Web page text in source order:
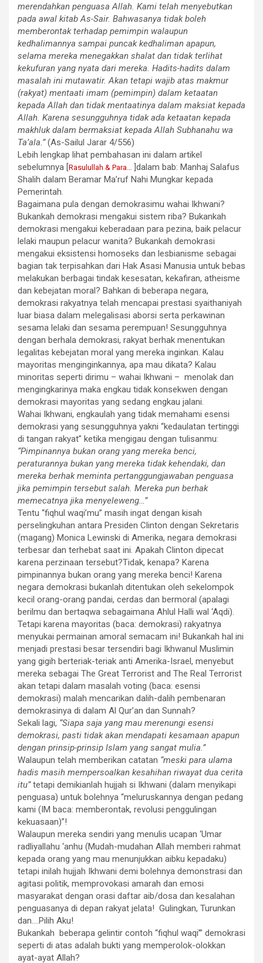
merendahkan penguasa Allah. Kami telah menyebutkan
pada awal kitab As-Sair. Bahwasanya tidak boleh
memberontak terhadap pemimpin walaupun
kedhalimannya sampai puncak kedhaliman apapun,
selama mereka menegakkan shalat dan tidak terlihat
kekufuran yang nyata dari mereka. Hadits-hadits dalam
masalah ini mutawatir. Akan tetapi wajib atas makmur
(rakyat) mentaati imam (pemimpin) dalam ketaatan
kepada Allah dan tidak mentaatinya dalam maksiat kepada
Allah. Karena sesungguhnya tidak ada ketaatan kepada
makhluk dalam bermaksiat kepada Allah Subhanahu wa
Ta’ala.”(As-Sailul Jarar 4/556)
Lebih lengkap lihat pembahasan ini dalam artikel
sebelumnya [Rasulullah & Para…
]dalam bab: Manhaj Salafus
Shalih dalam Beramar Ma’ruf Nahi Mungkar kepada
Pemerintah.
Bagaimana pula dengan demokrasimu wahai Ikhwani?
Bukankah demokrasi mengakui sistem riba? Bukankah
demokrasi mengakui keberadaan para pezina, baik pelacur
lelaki maupun pelacur wanita? Bukankah demokrasi
mengakui eksistensi homoseks dan lesbianisme sebagai
bagian tak terpisahkan dari Hak Asasi Manusia untuk bebas
melakukan berbagai tindak kesesatan, kekafiran, atheisme
dan kebejatan moral? Bahkan di beberapa negara,
demokrasi rakyatnya telah mencapai prestasi syaithaniyah
luar biasa dalam melegalisasi aborsi serta perkawinan
sesama lelaki dan sesama perempuan! Sesungguhnya
dengan berhala demokrasi, rakyat berhak menentukan
legalitas kebejatan moral yang mereka inginkan. Kalau
mayoritas menginginkannya, apa mau dikata? Kalau
minoritas seperti dirimu – wahai Ikhwani – menolak dan
mengingkarinya maka engkau tidak konsekwen dengan
demokrasi mayoritas yang sedang engkau jalani.
Wahai Ikhwani, engkaulah yang tidak memahami esensi
demokrasi yang sesungguhnya yakni “kedaulatan tertinggi
di tangan rakyat” ketika mengigau dengan tulisanmu:
“Pimpinannya bukan orang yang mereka benci,
peraturannya bukan yang mereka tidak kehendaki, dan
mereka berhak meminta pertanggungjawaban penguasa
jika pemimpin tersebut salah. Mereka pun berhak
memecatnya jika menyeleweng…”
Tentu “fiqhul waqi’mu” masih ingat dengan kisah
perselingkuhan antara Presiden Clinton dengan Sekretaris
(magang) Monica Lewinski di Amerika, negara demokrasi
terbesar dan terhebat saat ini. Apakah Clinton dipecat
karena perzinaan tersebut?Tidak, kenapa? Karena
pimpinannya bukan orang yang mereka benci! Karena
negara demokrasi bukanlah ditentukan oleh sekelompok
kecil orang-orang pandai, cerdas dan bermoral (apalagi
berilmu dan bertaqwa sebagaimana Ahlul Halli wal ‘Aqdi).
Tetapi karena mayoritas (baca: demokrasi) rakyatnya
menyukai permainan amoral semacam ini! Bukankah hal ini
menjadi prestasi besar tersendiri bagi Ikhwanul Muslimin
yang gigih berteriak-teriak anti Amerika-Israel, menyebut
mereka sebagai The Great Terrorist and The Real Terrorist
akan tetapi dalam masalah voting (baca: esensi
demokrasi) malah mencarikan dalih-dalih pembenaran
demokrasinya di dalam Al Qur’an dan Sunnah?
Sekali lagi, “Siapa saja yang mau merenungi esensi
demokrasi, pasti tidak akan mendapati kesamaan apapun
dengan prinsip-prinsip Islam yang sangat mulia.”
Walaupun telah memberikan catatan “meski para ulama
hadis masih mempersoalkan kesahihan riwayat dua cerita
itu”tetapi demikianlah hujjah si Ikhwani (dalam menyikapi
penguasa) untuk bolehnya “meluruskannya dengan pedang
kami (IM baca: memberontak, revolusi penggulingan
kekuasaan)”!
Walaupun mereka sendiri yang menulis ucapan ‘Umar
radliyallahu ‘anhu (Mudah-mudahan Allah memberi rahmat
kepada orang yang mau menunjukkan aibku kepadaku)
tetapi inilah hujjah Ikhwani demi bolehnya demonstrasi dan
agitasi politik, memprovokasi amarah dan emosi
masyarakat dengan orasi daftar aib/dosa dan kesalahan
penguasanya di depan rakyat jelata! Gulingkan, Turunkan
dan….Pilih Aku!
Bukankah beberapa gelintir contoh “fiqhul waqi’” demokrasi
seperti di atas adalah bukti yang memperolok-olokkan
ayat-ayat Allah?